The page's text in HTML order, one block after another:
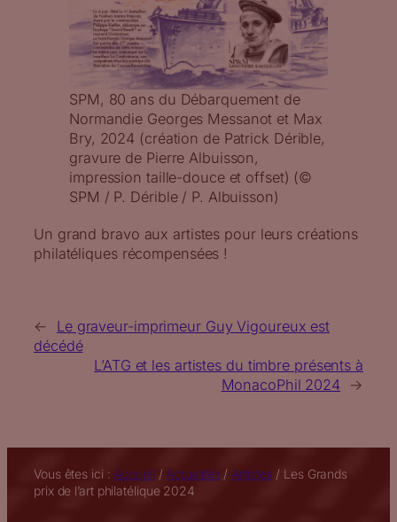
SPM, 80 ans du Débarquement de
Normandie Georges Messanot et Max
Bry, 2024 (création de Patrick Dérible,
gravure de Pierre Albuisson,
impression taille-douce et offset) (©
SPM / P. Dérible / P. Albuisson)
Un grand bravo aux artistes pour leurs créations
philatéliques récompensées !
←
Le graveur-imprimeur Guy Vigoureux est
décédé
L’ATG et les artistes du timbre présents à
MonacoPhil 2024
→
Vous êtes ici : Accueil / Actualités/ Artistes / Les Grands
prix de l’art philatélique 2024